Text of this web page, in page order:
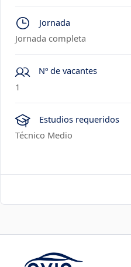
Jornada
Jornada completa
Nº de vacantes
1
Estudios requeridos
Técnico Medio